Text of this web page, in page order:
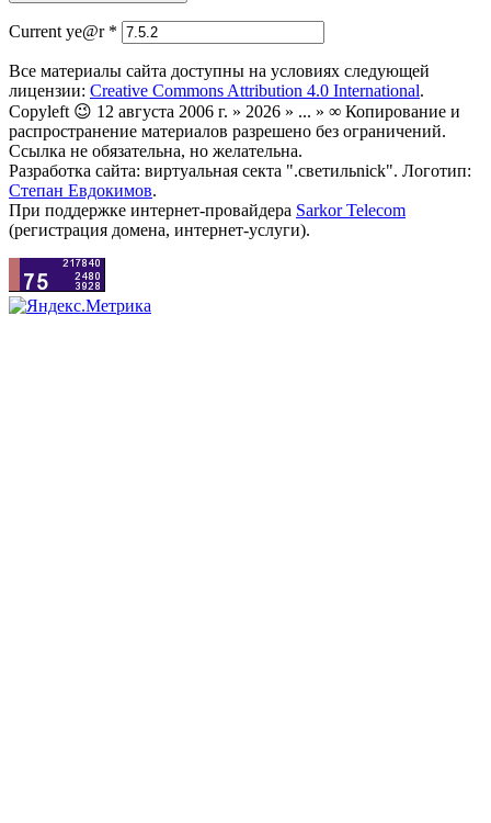
Current ye@r *
Все материалы сайта доступны на условиях следующей
лицензии: Creative Commons Attribution 4.0 International.
Copyleft 😉 12 августа 2006 г. » 2026 » ... » ∞ Копирование и
распространение материалов разрешено без ограничений.
Ссылка не обязательна, но желательна.
Разработка сайта: виртуальная секта ".светильnick". Логотип:
Степан Евдокимов.
При поддержке интернет-провайдера Sarkor Telecom
(регистрация домена, интернет-услуги).